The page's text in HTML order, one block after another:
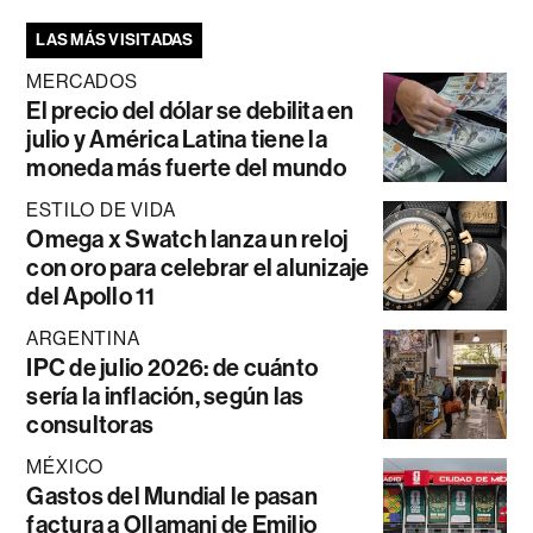
LAS MÁS VISITADAS
MERCADOS
El precio del dólar se debilita en
julio y América Latina tiene la
moneda más fuerte del mundo
ESTILO DE VIDA
Omega x Swatch lanza un reloj
con oro para celebrar el alunizaje
del Apollo 11
ARGENTINA
IPC de julio 2026: de cuánto
sería la inflación, según las
consultoras
MÉXICO
Gastos del Mundial le pasan
factura a Ollamani de Emilio